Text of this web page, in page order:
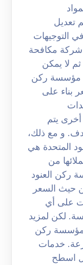
تعديل
التوجيهات
شركة مكافحة
حشرات بالرياض 0508251950 ثم لا يمكن
مؤسسة ركن
بناء على
أخرى يتم
و مع ذلك،
المتحدة هي
من
ركن العنود
حيث السعر
على أي
لكن لمزيد
بمؤسسة ركن
خدمات
اسطح